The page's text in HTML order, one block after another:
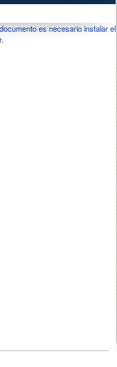
es necesario instalar el